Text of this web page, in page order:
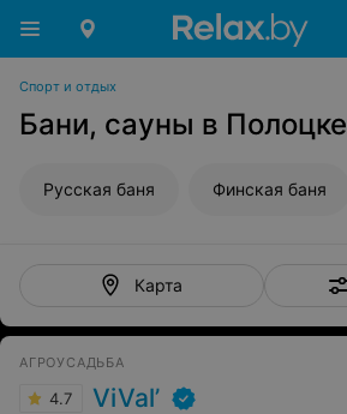
Спорт и отдых
Бани, сауны в Полоцке
Русская баня Финская баня
Карта
АГРОУСАДЬБА
4.7 ViVal’